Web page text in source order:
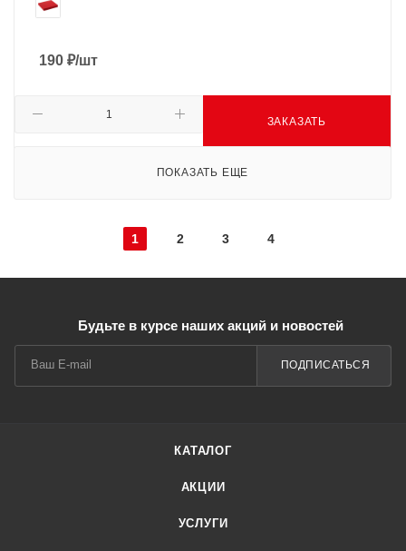
190 ₽/шт
ЗАКАЗАТЬ
ПОКАЗАТЬ ЕЩЕ
1 2 3 4
Будьте в курсе наших акций и новостей
ПОДПИСАТЬСЯ
КАТАЛОГ
АКЦИИ
УСЛУГИ